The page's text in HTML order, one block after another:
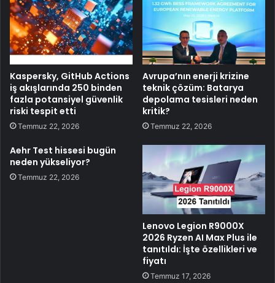
Kaspersky, GitHub Actions
iş akışlarında 250 binden
fazla potansiyel güvenlik
riski tespit etti
Temmuz 22, 2026
Avrupa’nın enerji krizine
teknik çözüm: Batarya
depolama tesisleri neden
kritik?
Temmuz 22, 2026
Aehr Test hissesi bugün
neden yükseliyor?
Temmuz 22, 2026
Lenovo Legion R9000X
2026 Ryzen AI Max Plus ile
tanıtıldı: İşte özellikleri ve
fiyatı
Temmuz 17, 2026